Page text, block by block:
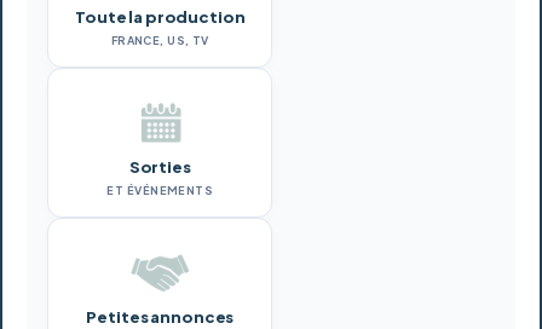
Toute la production
FRANCE, US, TV
Sorties
ET ÉVÉNEMENTS
Petites annonces